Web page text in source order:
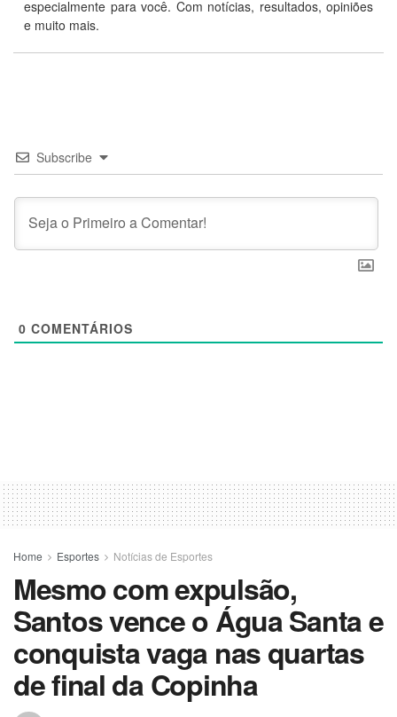
especialmente para você. Com notícias, resultados, opiniões
e muito mais.
Subscribe
0 COMENTÁRIOS
Home Esportes Notícias de Esportes
Mesmo com expulsão,
Santos vence o Água Santa e
conquista vaga nas quartas
de final da Copinha